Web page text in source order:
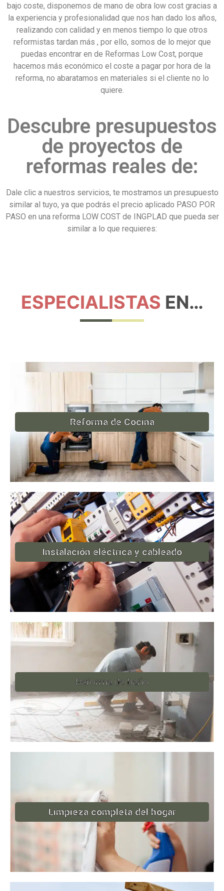
bajo coste, disponemos de mano de obra low cost gracias a
la experiencia y profesionalidad que nos han dado los años,
realizando con calidad y en menos tiempo lo que otros
reformistas tardan más , por ello, somos de lo mejor que
puedas encontrar en de Reformas Low Cost, porque
hacemos más económico el coste a pagar por hora de la
reforma, no abaratamos en materiales si el cliente no lo
quiere.
Descubre presupuestos
de proyectos de
reformas reales de:
Dale clic a nuestros servicios, te mostramos un presupuesto
similar al tuyo, ya que podrás el precio aplicado PASO POR
PASO en una reforma LOW COST de INGPLAD que pueda ser
similar a lo que requieres:
ESPECIALISTAS EN…
Reforma de Cocina
Instalación eléctrica y cableado
Reforma de baño
Limpieza completa del hogar